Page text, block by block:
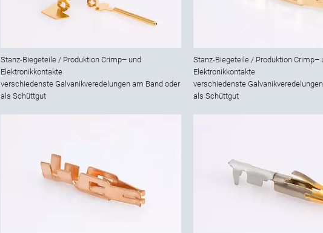
Stanz-Biegeteile / Produktion Crimp– und
Elektronikkontakte
verschiedenste Galvanikveredelungen am Band oder
als Schüttgut
Stanz-Biegeteile / Produktion Crimp–
Elektronikkontakte
verschiedenste
als Schüttgut